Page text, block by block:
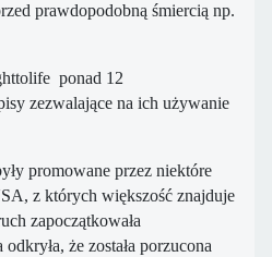
prawdopodobną śmiercią np.
ponad 12
zezwalające na ich używanie
promowane przez niektóre
z których większość znajduje
zapoczątkowała
że ​​została porzucona